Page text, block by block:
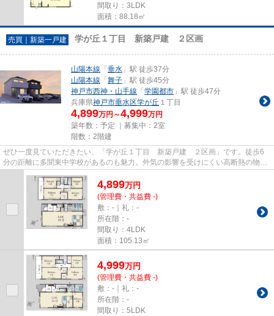
間取り：3LDK
面積：88.18㎡
売買｜新築一戸建 学が丘１丁目 新築戸建 ２区画
山陽本線 「 垂水 」駅 徒歩37分
山陽本線 「 舞子 」駅 徒歩45分
神戸市西神・山手線 「 学園都市 」駅 徒歩47分
兵庫県神戸市垂水区学が丘 １丁目
4,899万円～4,999万円
築年数：予定 ｜募集中： 2室
階数：2階建
ぜひ一度見ていただきたい、「学が丘１丁目 新築戸建 ２区画」です。徒歩6
分の距離に多聞東中学校があるのも魅力。外気の影響を受けにくい高断熱の物件
4,899万円
(管理費・共益費 -)
敷：-｜礼：-
所在階：-
間取り：4LDK
面積：105.13㎡
4,999万円
(管理費・共益費 -)
敷：-｜礼：-
所在階：-
間取り：5LDK